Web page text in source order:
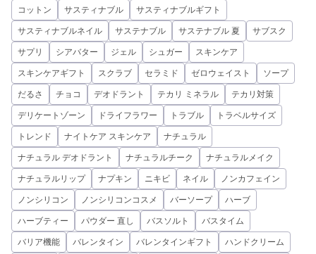
コットン サスティナブル サスティナブルギフト
サスティナブルネイル サステナブル サステナブル 夏 サブスク
サプリ シアバター ジェル シュガー スキンケア
スキンケアギフト スクラブ セラミド ゼロウェイスト ソープ
だるさ チョコ デオドラント テカリ ミネラル テカリ対策
デリケートゾーン ドライフラワー トラブル トラベルサイズ
トレンド ナイトケア スキンケア ナチュラル
ナチュラル デオドラント ナチュラルチーク ナチュラルメイク
ナチュラルリップ ナプキン ニキビ ネイル ノンカフェイン
ノンシリコン ノンシリコンコスメ バーソープ ハーブ
ハーブティー パウダー 直し バスソルト バスタイム
バリア機能 バレンタイン バレンタインギフト ハンドクリーム